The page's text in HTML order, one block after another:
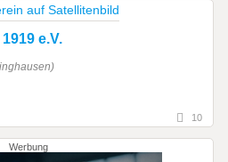
e.V.
10
Werbung